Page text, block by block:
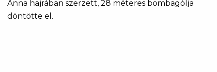
Anna hajrában szerzett, 28 méteres bombagólja
döntötte el.